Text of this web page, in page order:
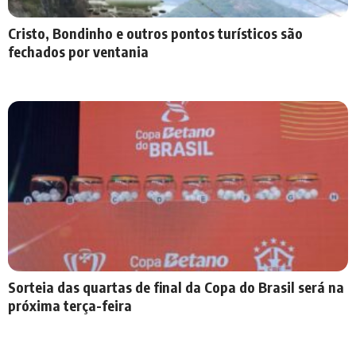
Cristo, Bondinho e outros pontos turísticos são
fechados por ventania
Sorteia das quartas de final da Copa do Brasil será na
próxima terça-feira